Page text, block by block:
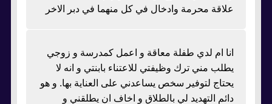
علاقة محرمة وادخال في كل منهما في دبر الاخر
انا ام لدي طفلة معاقة و اعمل كمدرسة و زوجي
يطلب مني ترك وظيفتي للاعتناء بابنتي و انه لا
يحتاج لتوفير سخص يساعدني على العناية بها. و هو
دائم التهديد لي بالطلاق و اخاف ان يطلقني و